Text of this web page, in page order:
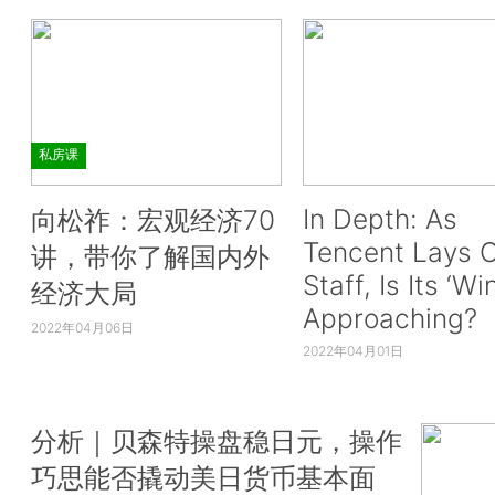
私房课
向松祚：宏观经济70
讲，带你了解国内外
经济大局
2022年04月06日
In Depth: As
Tencent Lays
Staff, Is Its
Approaching?
2022年04月01日
分析｜贝森特操盘稳日元，操作
巧思能否撬动美日货币基本面